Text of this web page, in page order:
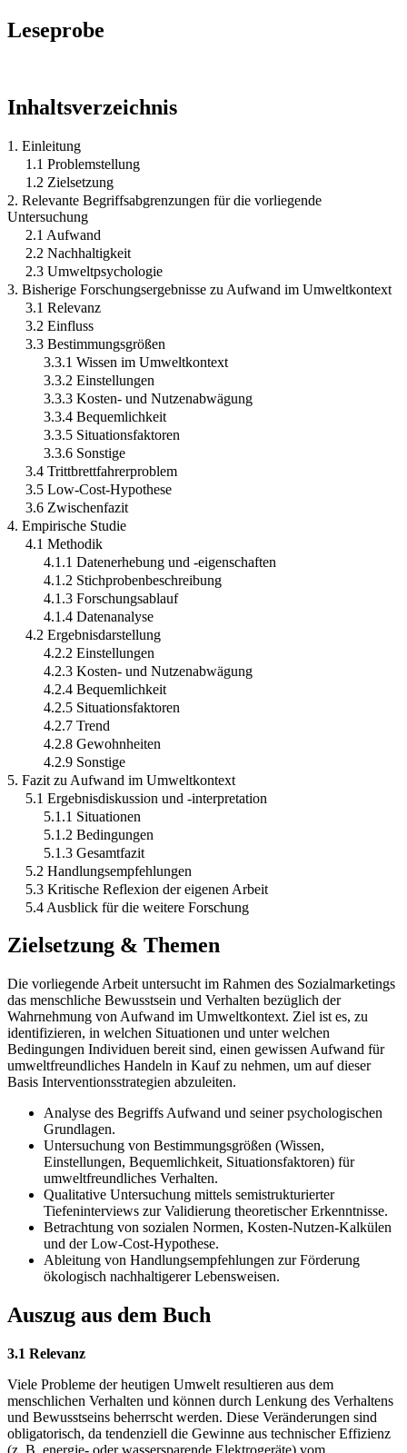
Leseprobe
Inhaltsverzeichnis
1. Einleitung
1.1 Problemstellung
1.2 Zielsetzung
2. Relevante Begriffsabgrenzungen für die vorliegende
Untersuchung
2.1 Aufwand
2.2 Nachhaltigkeit
2.3 Umweltpsychologie
3. Bisherige Forschungsergebnisse zu Aufwand im Umweltkontext
3.1 Relevanz
3.2 Einfluss
3.3 Bestimmungsgrößen
3.3.1 Wissen im Umweltkontext
3.3.2 Einstellungen
3.3.3 Kosten- und Nutzenabwägung
3.3.4 Bequemlichkeit
3.3.5 Situationsfaktoren
3.3.6 Sonstige
3.4 Trittbrettfahrerproblem
3.5 Low-Cost-Hypothese
3.6 Zwischenfazit
4. Empirische Studie
4.1 Methodik
4.1.1 Datenerhebung und -eigenschaften
4.1.2 Stichprobenbeschreibung
4.1.3 Forschungsablauf
4.1.4 Datenanalyse
4.2 Ergebnisdarstellung
4.2.2 Einstellungen
4.2.3 Kosten- und Nutzenabwägung
4.2.4 Bequemlichkeit
4.2.5 Situationsfaktoren
4.2.7 Trend
4.2.8 Gewohnheiten
4.2.9 Sonstige
5. Fazit zu Aufwand im Umweltkontext
5.1 Ergebnisdiskussion und -interpretation
5.1.1 Situationen
5.1.2 Bedingungen
5.1.3 Gesamtfazit
5.2 Handlungsempfehlungen
5.3 Kritische Reflexion der eigenen Arbeit
5.4 Ausblick für die weitere Forschung
Zielsetzung & Themen
Die vorliegende Arbeit untersucht im Rahmen des Sozialmarketings
das menschliche Bewusstsein und Verhalten bezüglich der
Wahrnehmung von Aufwand im Umweltkontext. Ziel ist es, zu
identifizieren, in welchen Situationen und unter welchen
Bedingungen Individuen bereit sind, einen gewissen Aufwand für
umweltfreundliches Handeln in Kauf zu nehmen, um auf dieser
Basis Interventionsstrategien abzuleiten.
Analyse des Begriffs Aufwand und seiner psychologischen
Grundlagen.
Untersuchung von Bestimmungsgrößen (Wissen,
Einstellungen, Bequemlichkeit, Situationsfaktoren) für
umweltfreundliches Verhalten.
Qualitative Untersuchung mittels semistrukturierter
Tiefeninterviews zur Validierung theoretischer Erkenntnisse.
Betrachtung von sozialen Normen, Kosten-Nutzen-Kalkülen
und der Low-Cost-Hypothese.
Ableitung von Handlungsempfehlungen zur Förderung
ökologisch nachhaltigerer Lebensweisen.
Auszug aus dem Buch
3.1 Relevanz
Viele Probleme der heutigen Umwelt resultieren aus dem
menschlichen Verhalten und können durch Lenkung des Verhaltens
und Bewusstseins beherrscht werden. Diese Veränderungen sind
obligatorisch, da tendenziell die Gewinne aus technischer Effizienz